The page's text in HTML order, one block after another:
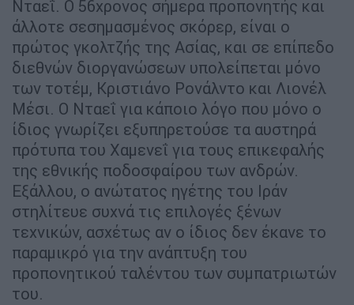
Νταεΐ. Ο 56χρονος σήμερα προπονητής και
άλλοτε σεσημασμένος σκόρερ, είναι ο
πρώτος γκολτζής της Ασίας, και σε επίπεδο
διεθνών διοργανώσεων υπολείπεται μόνο
των τοτέμ, Κριστιάνο Ρονάλντο και Λιονέλ
Μέσι. Ο Νταεΐ για κάποιο λόγο που μόνο ο
ίδιος γνωρίζει εξυπηρετούσε τα αυστηρά
πρότυπα του Χαμενεΐ για τους επικεφαλής
της εθνικής ποδοσφαίρου των ανδρών.
Εξάλλου, ο ανώτατος ηγέτης του Ιράν
στηλίτευε συχνά τις επιλογές ξένων
τεχνικών, ασχέτως αν ο ίδιος δεν έκανε το
παραμικρό για την ανάπτυξη του
προπονητικού ταλέντου των συμπατριωτών
του.